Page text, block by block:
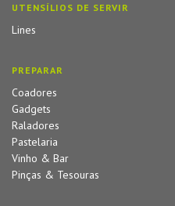
UTENSÍLIOS DE SERVIR
Lines
PREPARAR
Coadores
Gadgets
Raladores
Pastelaria
Vinho & Bar
Pinças & Tesouras